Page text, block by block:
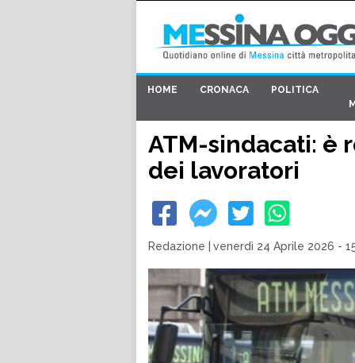
HOME CRONACA
POLITICA
ATM-sindacati: è
dei lavoratori
Redazione venerdì 24 Aprile 2026 -